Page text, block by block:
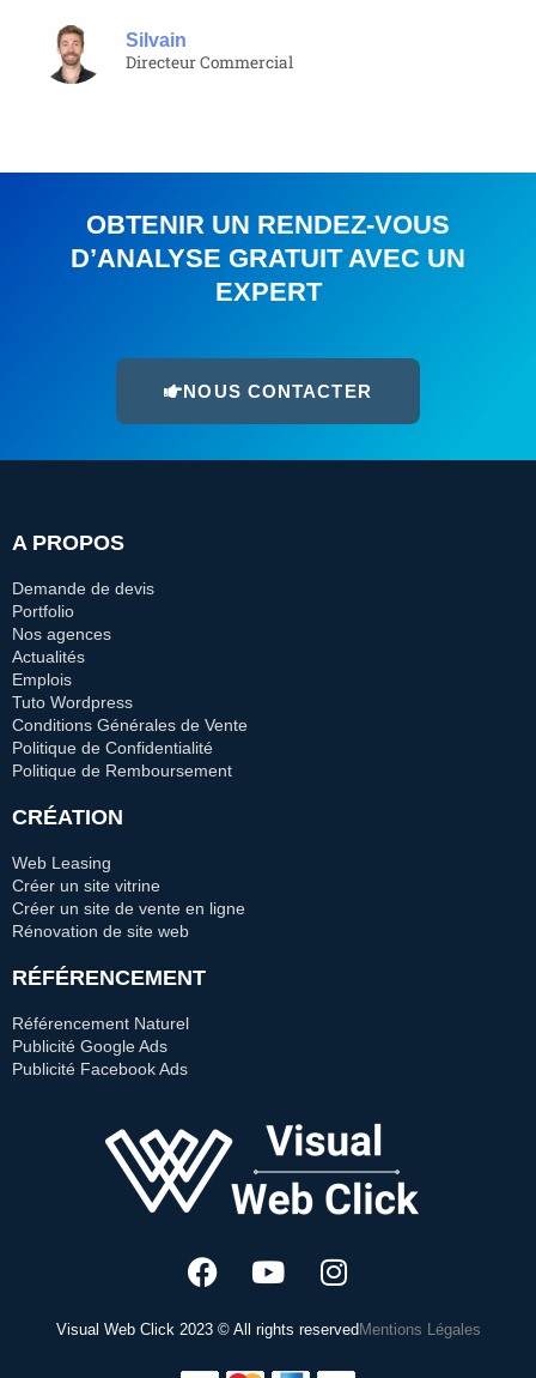
Silvain
Directeur Commercial
OBTENIR UN RENDEZ-VOUS
D’ANALYSE GRATUIT AVEC UN
EXPERT
NOUS CONTACTER
A PROPOS
Demande de devis
Portfolio
Nos agences
Actualités
Emplois
Tuto Wordpress
Conditions Générales de Vente
Politique de Confidentialité
Politique de Remboursement
CRÉATION
Web Leasing
Créer un site vitrine
Créer un site de vente en ligne
Rénovation de site web
RÉFÉRENCEMENT
Référencement Naturel
Publicité Google Ads
Publicité Facebook Ads
Visual Web Click 2023 © All rights reserved Mentions Légales